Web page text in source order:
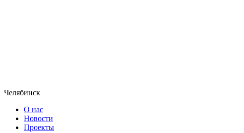
Челябинск
О нас
Новости
Проекты